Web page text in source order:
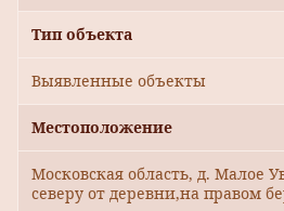
Тип объекта
Выявленные объекты
Местоположение
Московская область, д. Малое
северу от деревни,на правом